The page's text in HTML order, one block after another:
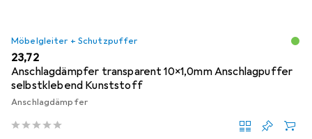
Möbelgleiter + Schutzpuffer
EUR
23,72
Anschlagdämpfer transparent 10x1,0mm Anschlagpuffer
selbstklebend Kunststoff
Anschlagdämpfer